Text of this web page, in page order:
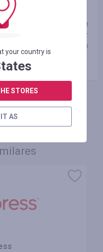
индустрии красоты.
самых известных и
ассортимент
над тем, чтобы
еще быстрее и удобнее!
UNA RESEÑA
your country is
STORES
IT AS